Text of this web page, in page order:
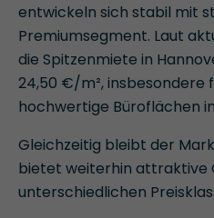
entwickeln sich stabil mit
Premiumsegment. Laut
die Spitzenmiete in
24,50 €/m², insbesondere
hochwertige Büroflächen
Gleichzeitig bleibt der
bietet weiterhin attraktive
unterschiedlichen